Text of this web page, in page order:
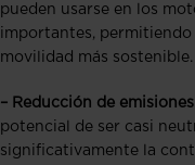
pueden usarse en los
importantes,
movilidad más sostenible.
– Reducción de
potencial de ser casi
significativamente la